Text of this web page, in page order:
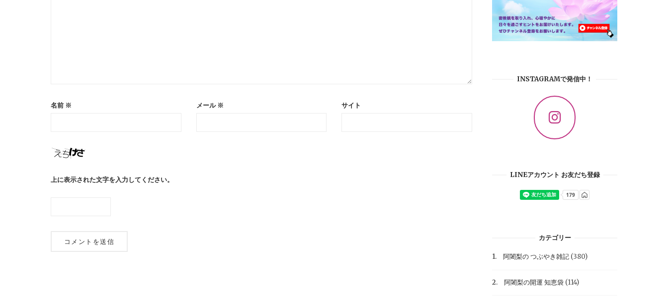
名前 ※ メール ※ サイト
上に表示された文字を入力してください。
INSTAGRAMで発信中！
LINEアカウント お友だち登録
カテゴリー
1. 阿闍梨の つぶやき雑記 (380)
2. 阿闍梨の開運 知恵袋 (114)